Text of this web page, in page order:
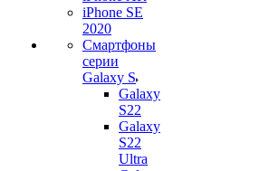
iPhone SE
2020
Смартфоны
серии
Galaxy S
Galaxy
S22
Galaxy
S22
Ultra